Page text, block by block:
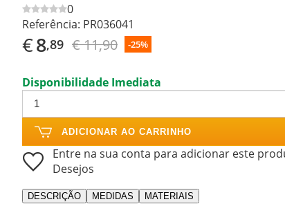
0
Referência: PR036041
€8,89 € 11,90 -25%
Disponibilidade Imediata
ADICIONAR AO CARRINHO
Entre na sua conta para adicionar este
Desejos
DESCRIÇÃO MEDIDAS MATERIAIS